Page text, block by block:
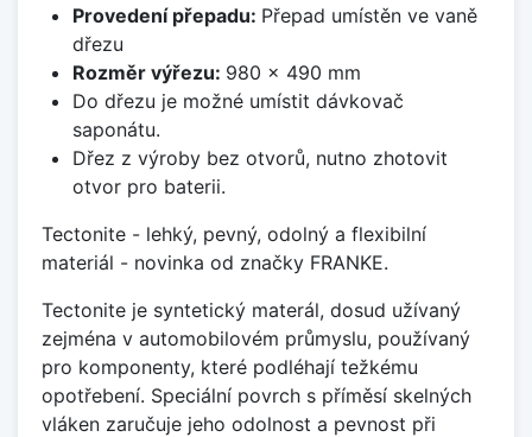
Provedení přepadu: Přepad umístěn ve vaně
dřezu
Rozměr výřezu: 980 x 490 mm
Do dřezu je možné umístit dávkovač
saponátu.
Dřez z výroby bez otvorů, nutno zhotovit
otvor pro baterii.
Tectonite - lehký, pevný, odolný a flexibilní
materiál - novinka od značky FRANKE.
Tectonite je syntetický materál, dosud užívaný
zejména v automobilovém průmyslu, používaný
pro komponenty, které podléhají težkému
opotřebení. Speciální povrch s příměsí skelných
vláken zaručuje jeho odolnost a pevnost při